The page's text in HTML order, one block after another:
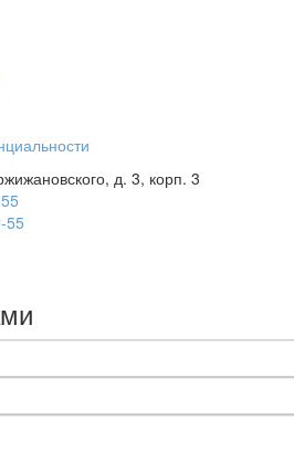
д. 3, корп. 3
55